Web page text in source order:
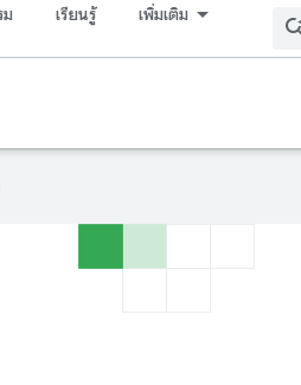
เรียนรู้ เพิ่มเติม